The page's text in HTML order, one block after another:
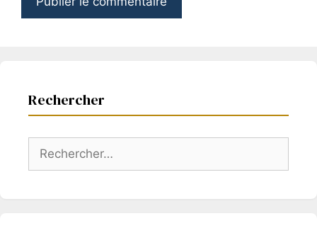
Rechercher
Rechercher :